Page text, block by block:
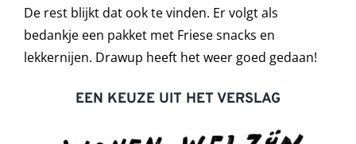
De rest blijkt dat ook te vinden. Er volgt als
bedankje een pakket met Friese snacks en
lekkernijen. Drawup heeft het weer goed gedaan!
EEN KEUZE UIT HET VERSLAG